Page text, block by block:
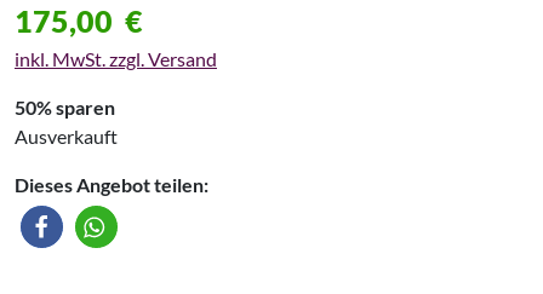
175,00 €
inkl. MwSt. zzgl. Versand
50% sparen
Ausverkauft
Dieses Angebot teilen: